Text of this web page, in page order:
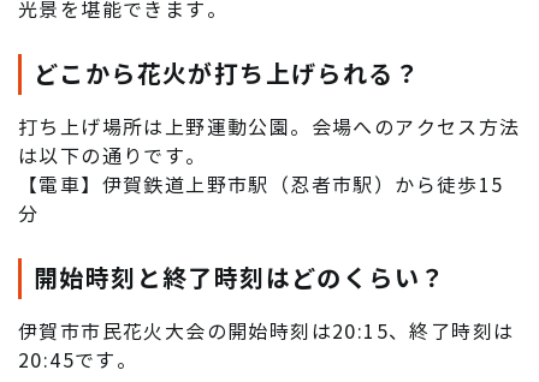
光景を堪能できます。
どこから花火が打ち上げられる？
打ち上げ場所は上野運動公園。会場へのアクセス方法
は以下の通りです。
【電車】伊賀鉄道上野市駅（忍者市駅）から徒歩15
分
開始時刻と終了時刻はどのくらい？
伊賀市市民花火大会の開始時刻は20:15、終了時刻は
20:45です。